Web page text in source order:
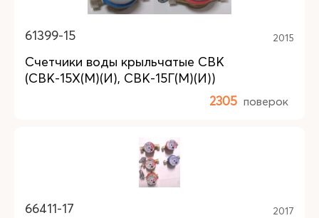
61399-15 2015
Счетчики воды крыльчатые СВК
(СВК-15Х(М)(И), СВК-15Г(М)(И))
2305 поверок
66411-17 2017